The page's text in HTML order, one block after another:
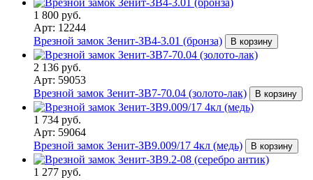
1 800 руб.
Арт: 12244
Врезной замок Зенит-ЗВ4-3.01 (бронза)
В корзину
2 136 руб.
Арт: 59053
Врезной замок Зенит-ЗВ7-70.04 (золото-лак)
В корзину
1 734 руб.
Арт: 59064
Врезной замок Зенит-ЗВ9.009/17 4кл (медь)
В корзину
1 277 руб.